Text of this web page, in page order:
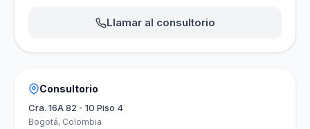
Llamar al consultorio
Consultorio
Cra. 16A 82 - 10 Piso 4
Bogotá, Colombia